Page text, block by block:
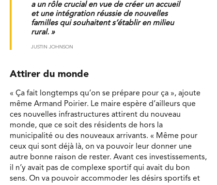
a un rôle crucial en vue de créer un accueil
et une intégration réussie de nouvelles
familles qui souhaitent s’établir en milieu
rural. »
JUSTIN JOHNSON
Attirer du monde
« Ça fait longtemps qu’on se prépare pour ça », ajoute
même Armand Poirier. Le maire espère d’ailleurs que
ces nouvelles infrastructures attirent du nouveau
monde, que ce soit des résidents de hors la
municipalité ou des nouveaux arrivants. « Même pour
ceux qui sont déjà là, on va pouvoir leur donner une
autre bonne raison de rester. Avant ces investissements,
il n’y avait pas de complexe sportif qui avait du bon
sens. On va pouvoir accommoder les désirs sportifs et